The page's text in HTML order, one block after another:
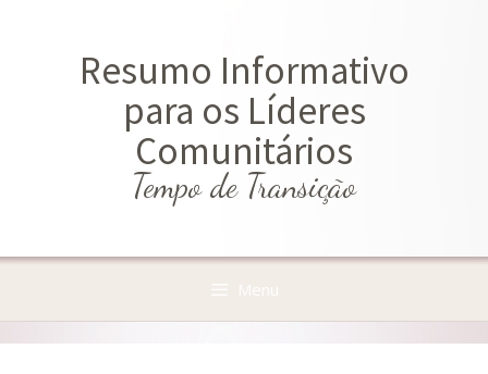
Resumo Informativo
para os Líderes
Comunitários
Tempo de Transição
Menu